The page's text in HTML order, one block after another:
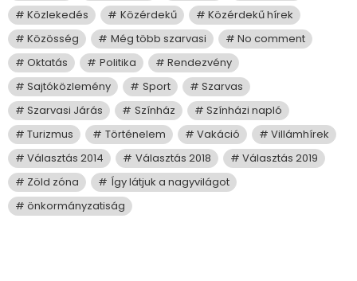
Közlekedés
Közérdekű
Közérdekű hírek
Közösség
Még több szarvasi
No comment
Oktatás
Politika
Rendezvény
Sajtóközlemény
Sport
Szarvas
Szarvasi Járás
Színház
Színházi napló
Turizmus
Történelem Vakáció
Villámhírek
Választás 2014
Választás 2018
Választás 2019
Zöld zóna
Így látjuk a nagyvilágot
önkormányzatiság